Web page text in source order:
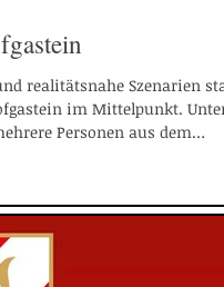
realitätsnahe Szenarien
im Mittelpunkt.
Personen aus dem
Ingesamt